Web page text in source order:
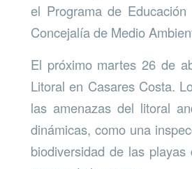
el Programa de
Concejalía de Medio
El próximo martes 26 de
Litoral en Casares Costa.
las amenazas del litoral
dinámicas, como una
biodiversidad de las